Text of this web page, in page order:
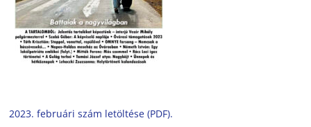
2023. februári szám letöltése (PDF).